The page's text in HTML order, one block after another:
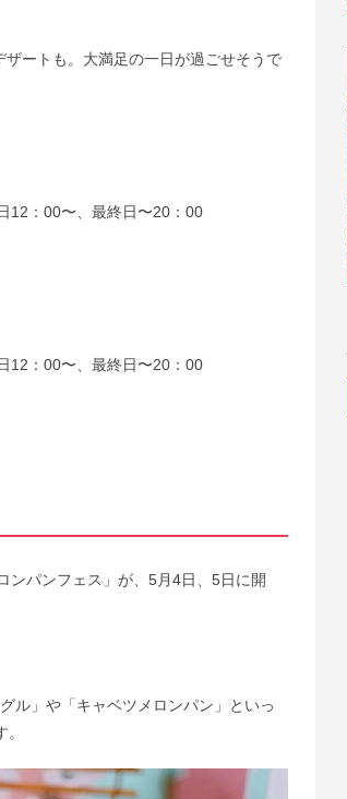
ートも。大満足の一日が過ごせそうで
：00〜、最終日〜20：00
：00〜、最終日〜20：00
ンパンフェス」が、5月4日、5日に開
ル」や「キャベツメロンパン」といっ